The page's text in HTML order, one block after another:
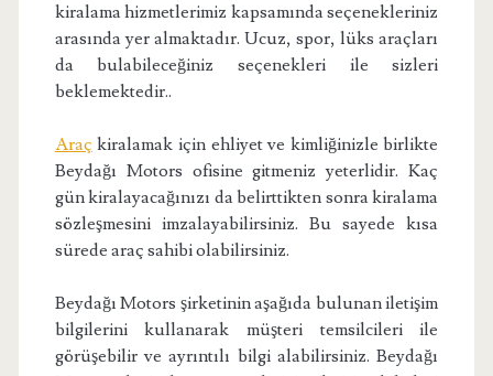
kiralama hizmetlerimiz kapsamında seçenekleriniz
arasında yer almaktadır. Ucuz, spor, lüks araçları
da bulabileceğiniz seçenekleri ile sizleri
beklemektedir..
Araç kiralamak için ehliyet ve kimliğinizle birlikte
Beydağı Motors ofisine gitmeniz yeterlidir. Kaç
gün kiralayacağınızı da belirttikten sonra kiralama
sözleşmesini imzalayabilirsiniz. Bu sayede kısa
sürede araç sahibi olabilirsiniz.
Beydağı Motors şirketinin aşağıda bulunan iletişim
bilgilerini kullanarak müşteri temsilcileri ile
görüşebilir ve ayrıntılı bilgi alabilirsiniz. Beydağı